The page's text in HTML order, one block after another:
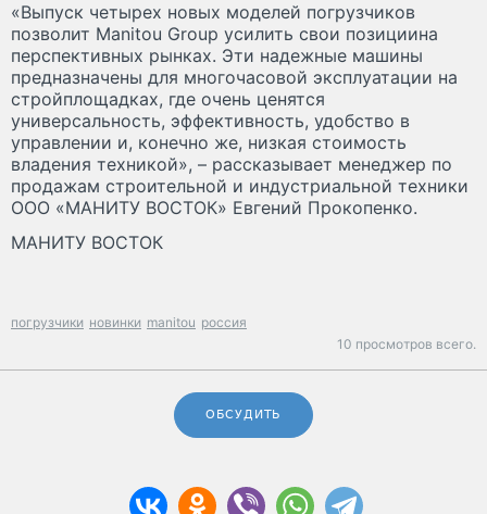
«Выпуск четырех новых моделей погрузчиков
позволит Manitou Group усилить свои позициина
перспективных рынках. Эти надежные машины
предназначены для многочасовой эксплуатации на
стройплощадках, где очень ценятся
универсальность, эффективность, удобство в
управлении и, конечно же, низкая стоимость
владения техникой», – рассказывает менеджер по
продажам строительной и индустриальной техники
ООО «МАНИТУ ВОСТОК» Евгений Прокопенко.
МАНИТУ ВОСТОК
погрузчики новинки manitou россия
10 просмотров всего.
ОБСУДИТЬ